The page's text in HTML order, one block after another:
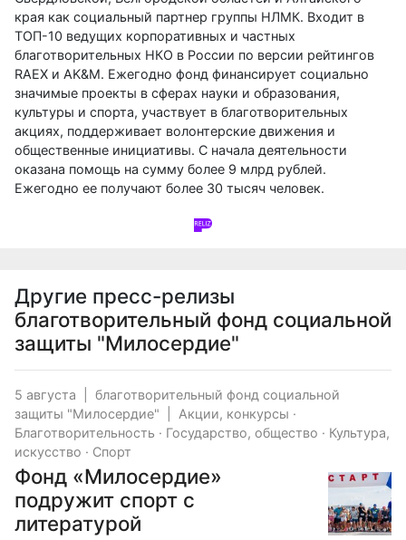
края как социальный партнер группы НЛМК. Входит в
ТОП-10 ведущих корпоративных и частных
благотворительных НКО в России по версии рейтингов
RAEX и AK&M. Ежегодно фонд финансирует социально
значимые проекты в сферах науки и образования,
культуры и спорта, участвует в благотворительных
акциях, поддерживает волонтерские движения и
общественные инициативы. С начала деятельности
оказана помощь на сумму более 9 млрд рублей.
Ежегодно ее получают более 30 тысяч человек.
Другие пресс-релизы
благотворительный фонд социальной
защиты "Милосердие"
5 августа
благотворительный фонд социальной
защиты "Милосердие"
Акции, конкурсы ·
Благотворительность · Государство, общество · Культура,
искусство · Спорт
Фонд «Милосердие»
подружит спорт с
литературой